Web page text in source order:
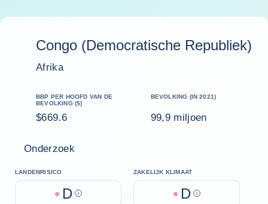
Congo (Democratische Republiek)
Afrika
BBP PER HOOFD VAN DE
BEVOLKING ($)
$669.6
BEVOLKING (IN 2021)
99,9 miljoen
Onderzoek
LANDENRISICO
D Help
ZAKELIJK KLIMAAT
D Help